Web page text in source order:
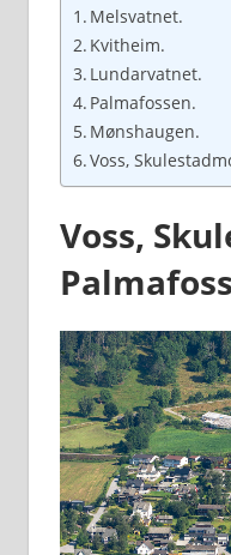
Melsvatnet.
Kvitheim.
Lundarvatnet.
Palmafossen.
Mønshaugen.
Voss,
Voss,